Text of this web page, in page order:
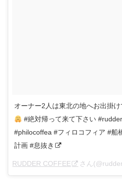
オーナー2人は東北の地へお出掛
#絶対帰って来て下さい
#philocoffea #フィロコフィア #船
計画 #息抜き
RUDDER COFFEE さん